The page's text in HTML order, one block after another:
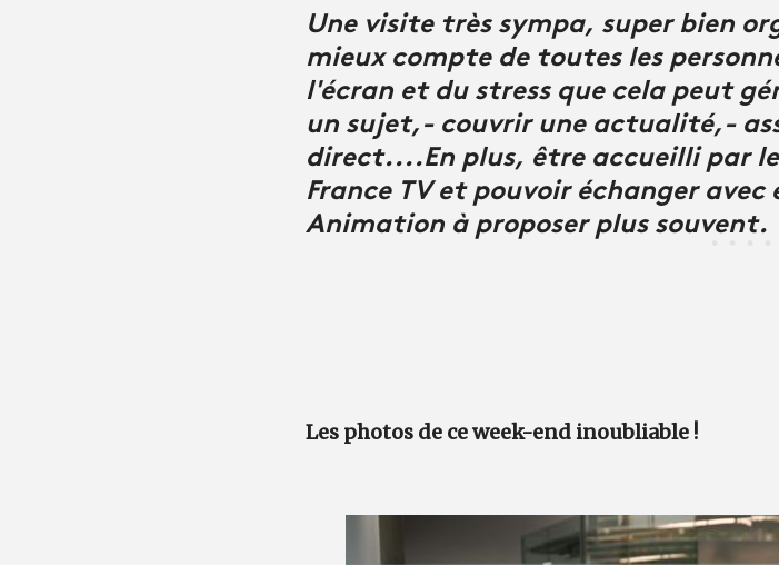
Une visite très sympa, super bien
mieux compte de toutes les
l'écran et du stress que cela peut
un sujet,- couvrir une actualité,-
direct....En plus, être accueilli par
France TV et pouvoir échanger
Animation à proposer plus souvent.
Les photos de ce week-end inoubliable !